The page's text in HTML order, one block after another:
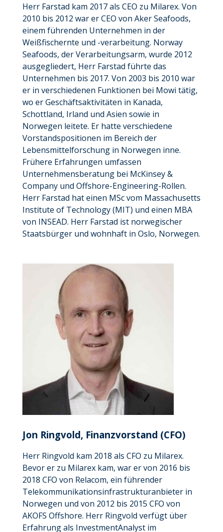
Herr Farstad kam 2017 als CEO zu Milarex. Von
2010 bis 2012 war er CEO von Aker Seafoods,
einem führenden Unternehmen in der
Weißfischernte und -verarbeitung. Norway
Seafoods, der Verarbeitungsarm, wurde 2012
ausgegliedert, Herr Farstad führte das
Unternehmen bis 2017. Von 2003 bis 2010 war
er in verschiedenen Funktionen bei Mowi tätig,
wo er Geschäftsaktivitäten in Kanada,
Schottland, Irland und Asien sowie in
Norwegen leitete. Er hatte verschiedene
Vorstandspositionen im Bereich der
Lebensmittelforschung in Norwegen inne.
Frühere Erfahrungen umfassen
Unternehmensberatung bei McKinsey &
Company und Offshore-Engineering-Rollen.
Herr Farstad hat einen MSc vom Massachusetts
Institute of Technology (MIT) und einen MBA
von INSEAD. Herr Farstad ist norwegischer
Staatsbürger und wohnhaft in Oslo, Norwegen.
Jon Ringvold, Finanzvorstand (CFO)
Herr Ringvold kam 2018 als CFO zu Milarex.
Bevor er zu Milarex kam, war er von 2016 bis
2018 CFO von Relacom, ein führender
Telekommunikationsinfrastrukturanbieter in
Norwegen und von 2012 bis 2015 CFO von
AKOFS Offshore. Herr Ringvold verfügt über
Erfahrung als InvestmentAnalyst im